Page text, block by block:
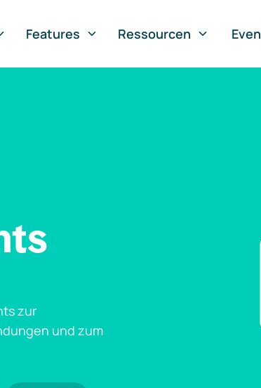
Features Ressourcen
zur
und zum